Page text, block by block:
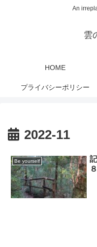
An
雲
HOME
プライバシーポリシー
2022-11
Be yourself